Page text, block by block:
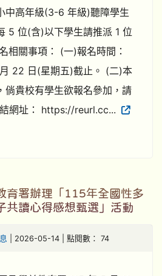
中高年級(3-6 年級)聽障學生
5 位(含)以下學生請推派 1 位
相關事項： (一)報名時間：
22 日(星期五)截止。 (二)本
倘貴校有學生欲報名參加，請
網址： https://reurl.cc...
育署辦理「115年全國性多
共讀心得感想甄選」活動
| 2026-05-14 | 點閱數： 74